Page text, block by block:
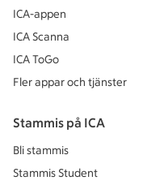
ICA-appen
ICA Scanna
ICA ToGo
Fler appar och tjänster
Stammis på ICA
Bli stammis
Stammis Student